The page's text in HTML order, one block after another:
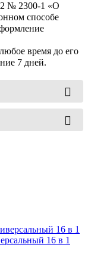
№ 2300-1 «О
способе
время до его
7 дней.
16 в 1